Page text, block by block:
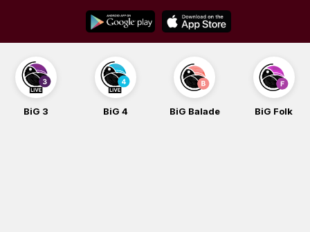
content
BiG 3 BiG 4 BiG Balade BiG Folk